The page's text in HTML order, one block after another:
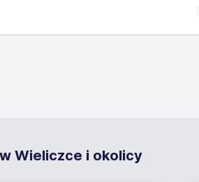
Wieliczce i okolicy